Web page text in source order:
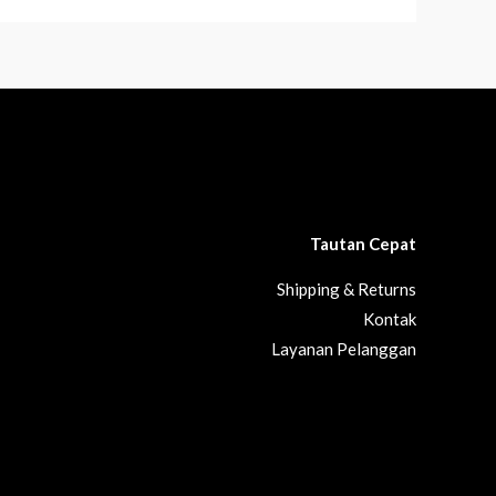
Tautan Cepat
Shipping & Returns
Kontak
Layanan Pelanggan